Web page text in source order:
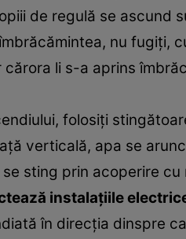
de regulă se ascund
nu fugiţi,
cărora li s-a aprins
folosiţi
verticală, apa se
sting prin acoperire
instalaţiile
în direcţia dinspre